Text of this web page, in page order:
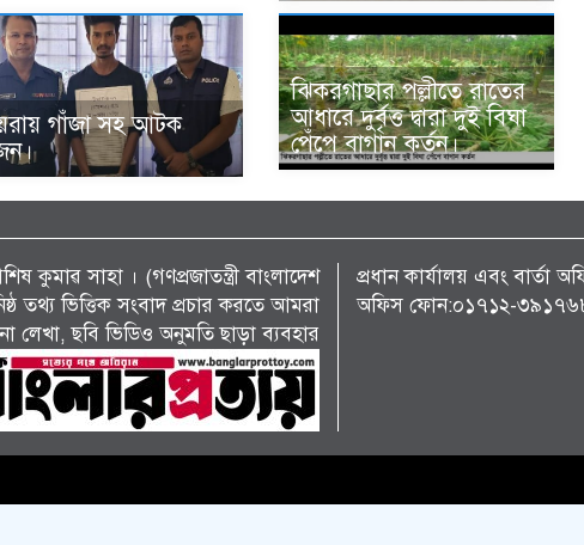
গাঁজা সহ আটক
ঝিকরগাছার পল্লীতে রাতের
আধারে দুর্বৃত্ত দ্বারা দুই বিঘা
পেঁপে বাগান কর্তন।
কুমাৱ সাহা । (গণপ্রজাতন্ত্রী বাংলাদেশ
তথ্য ভিত্তিক সংবাদ প্রচার করতে আমরা
লেখা, ছবি ভিডিও অনুমতি ছাড়া ব্যবহার
প্রধান কার্যালয় এবং
অফিস ফোন:০১৭১২-